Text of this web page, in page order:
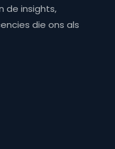
de insights,
die ons als